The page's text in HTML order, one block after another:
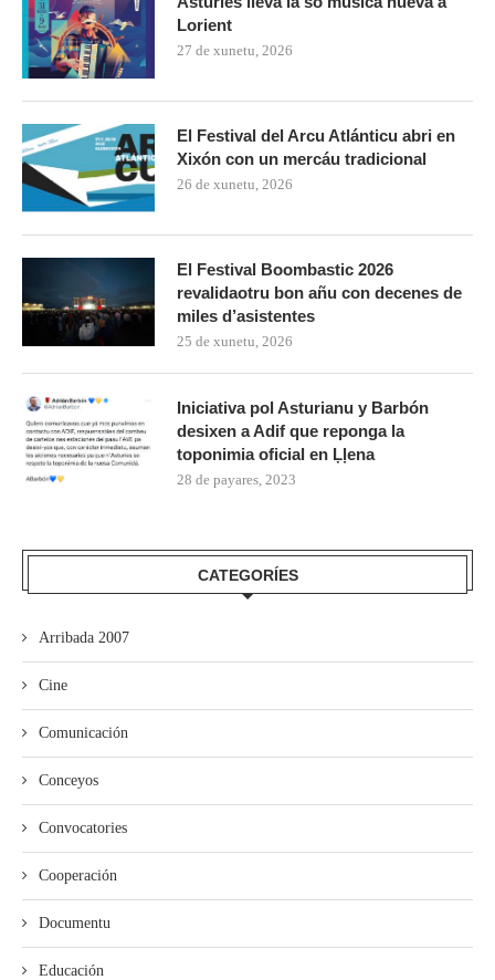
Lorient
27 de xunetu, 2026
El Festival del Arcu Atlánticu abri en
Xixón con un mercáu tradicional
26 de xunetu, 2026
El Festival Boombastic 2026
revalidaotru bon añu con decenes de
miles d’asistentes
25 de xunetu, 2026
Iniciativa pol Asturianu y Barbón
desixen a Adif que reponga la
toponimia oficial en Ḷḷena
28 de payares, 2023
CATEGORÍES
Arribada 2007
Cine
Comunicación
Conceyos
Convocatories
Cooperación
Documentu
Educación